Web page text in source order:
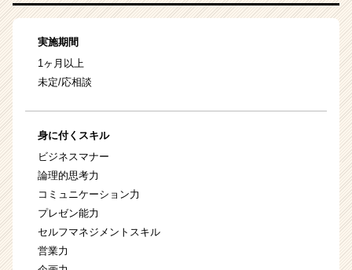
実施期間
1ヶ月以上
未定/応相談
身に付くスキル
ビジネスマナー
論理的思考力
コミュニケーション力
プレゼン能力
セルフマネジメントスキル
営業力